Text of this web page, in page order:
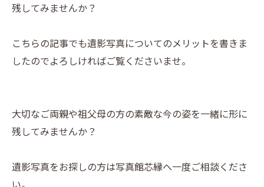
残してみませんか？
こちらの記事でも遺影写真についてのメリットを書きま
したのでよろしければご覧くださいませ。
大切なご両親や祖父母の方の素敵な今の姿を一緒に形に
残してみませんか？
遺影写真をお探しの方は写真館芯縁へ一度ご相談くださ
い。